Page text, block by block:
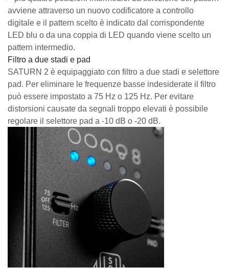
avviene attraverso un nuovo codificatore a controllo
digitale e il pattern scelto è indicato dal corrispondente
LED blu o da una coppia di LED quando viene scelto un
pattern intermedio.
Filtro a due stadi e pad
SATURN 2 è equipaggiato con filtro a due stadi e selettore
pad. Per eliminare le frequenze basse indesiderate il filtro
può essere impostato a 75 Hz o 125 Hz. Per evitare
distorsioni causate da segnali troppo elevati è possibile
regolare il selettore pad a -10 dB o -20 dB.